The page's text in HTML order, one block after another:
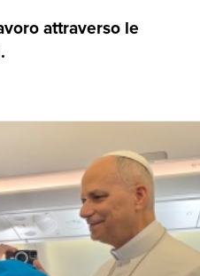
attraverso le